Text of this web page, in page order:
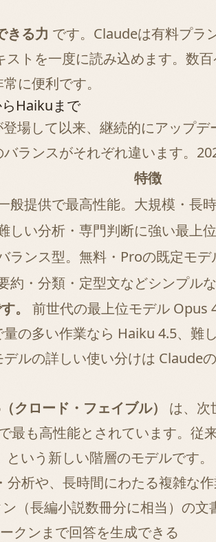
きる力 です。Claudeは有料プラ
トを一度に読み込めます。数
に便利です。
Haikuまで
場して以来、継続的にアップ
ランスがそれぞれ違います。
特徴
般提供で最高性能。大規模・長
しい分析・専門判断に強い最上
ランス型。無料・Proの既定モデ
約・分類・定型文などシンプル
。
前世代の最上位モデル Opus
の多い作業なら Haiku 4.5、難
ルの詳しい使い分けは Claude
クロード・フェイブル）
は、次
最も高性能とされています。従
という新しい階層のモデルです。
分析や、長時間にわたる複雑な作
ン（長編小説数冊分に相当）の文
クンまで回答を生成できる